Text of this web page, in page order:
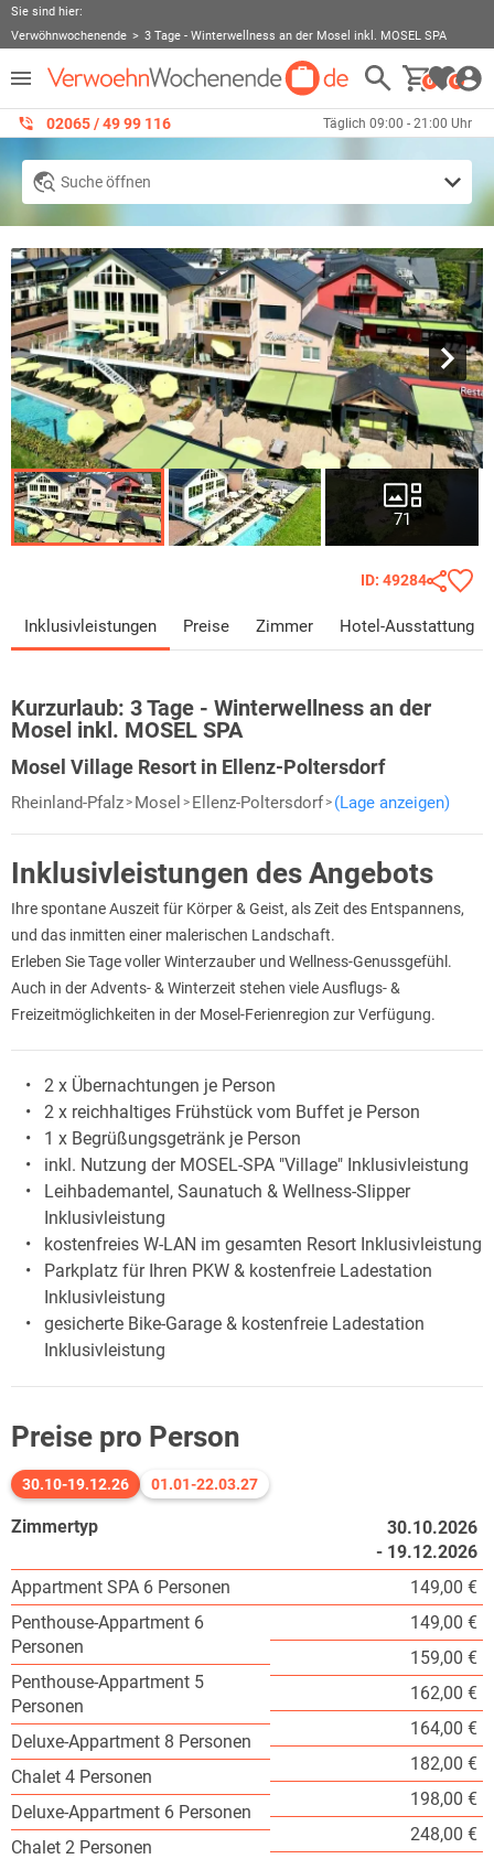
Sie sind hier:
Verwöhnwochenende
3 Tage - Winterwellness an der Mosel inkl. MOSEL SPA
0 0
02065 / 49 ‌99 116 Täglich 09:00 - 21:00 Uhr
Suche öffnen
71
ID: 49284
Inklusivleistungen Preise Zimmer Hotel-Ausstattung
Kurzurlaub: 3 Tage - Winterwellness an der
Mosel inkl. MOSEL SPA
Mosel Village Resort in Ellenz-Poltersdorf
Rheinland-Pfalz Mosel Ellenz-Poltersdorf (Lage anzeigen)
Inklusivleistungen des Angebots
Ihre spontane Auszeit für Körper & Geist, als Zeit des Entspannens,
und das inmitten einer malerischen Landschaft.
Erleben Sie Tage voller Winterzauber und Wellness-Genussgefühl.
Auch in der Advents- & Winterzeit stehen viele Ausflugs- &
Freizeitmöglichkeiten in der Mosel-Ferienregion zur Verfügung.
2 x Übernachtungen je Person
2 x reichhaltiges Frühstück vom Buffet je Person
1 x Begrüßungsgetränk je Person
inkl. Nutzung der MOSEL-SPA "Village" Inklusivleistung
Leihbademantel, Saunatuch & Wellness-Slipper
Inklusivleistung
kostenfreies W-LAN im gesamten Resort Inklusivleistung
Parkplatz für Ihren PKW & kostenfreie Ladestation
Inklusivleistung
gesicherte Bike-Garage & kostenfreie Ladestation
Inklusivleistung
Preise pro Person
30.10-19.12.26 01.01-22.03.27
Zimmertyp
Appartment SPA 6 Personen
Penthouse-Appartment 6
Personen
Penthouse-Appartment 5
Personen
Deluxe-Appartment 8 Personen
Chalet 4 Personen
Deluxe-Appartment 6 Personen
Chalet 2 Personen
30.10.2026
- 19.12.2026
149,00 €
149,00 €
159,00 €
162,00 €
164,00 €
182,00 €
198,00 €
248,00 €